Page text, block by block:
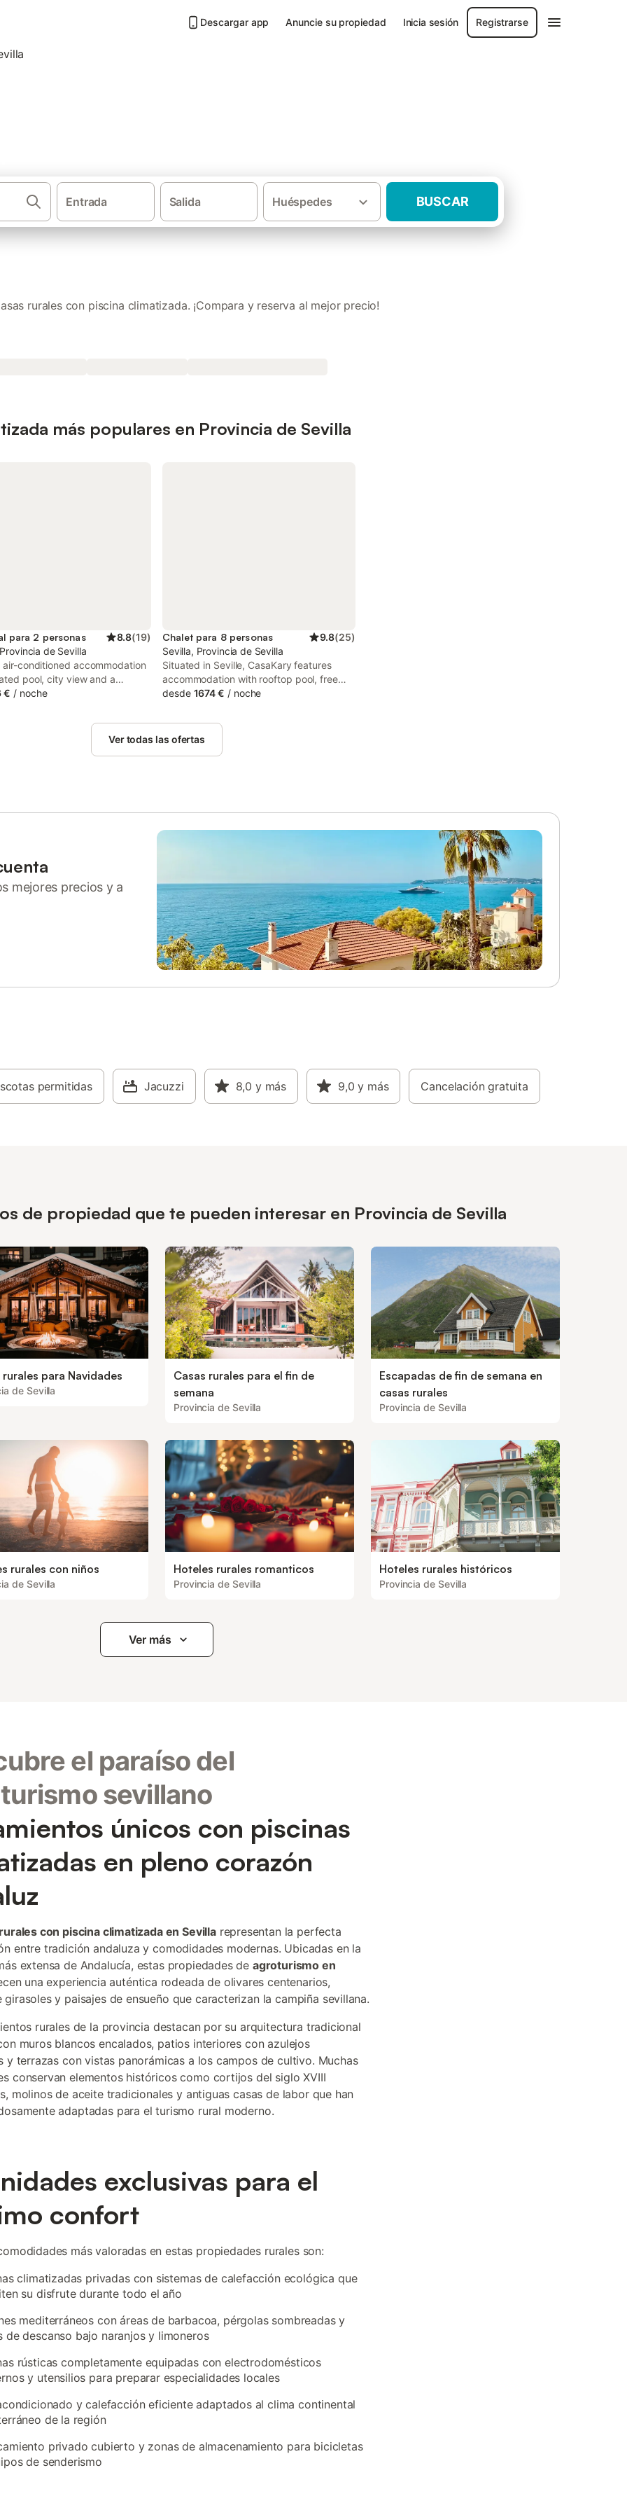
Descargar app Anuncie su propiedad Inicia sesión Registrarse
Entrada Salida Huéspedes BUSCAR
rurales con piscina climatizada. ¡Compara y reserva al mejor precio!
más populares en Provincia de Sevilla
para 2 personas 8.8(19)
de Sevilla
air-conditioned accommodation
pool, city view and a
SEÑORIAL CON PISCINA.
With quiet street views, this
offers a balcony.
€ / noche
Chalet para 8 personas 9.8(25)
Sevilla, Provincia de Sevilla
Situated in Seville, CasaKary features
accommodation with rooftop pool, free
WiFi and free private parking for guests
accommodation offers a balcony.
desde 1674 € / noche
Ver todas las ofertas
mejores precios y a
permitidas Jacuzzi 8,0 y más 9,0 y más Cancelación gratuita
de propiedad que te pueden interesar en Provincia de Sevilla
rurales para Navidades
de Sevilla
Casas rurales para el fin de
semana
Provincia de Sevilla
Escapadas de fin de semana en
casas rurales
Provincia de Sevilla
rurales con niños
de Sevilla
Hoteles rurales romanticos
Provincia de Sevilla
Hoteles rurales históricos
Provincia de Sevilla
Ver más
el paraíso del
sevillano
únicos con piscinas
en pleno corazón
con piscina climatizada en Sevillarepresentan la perfecta
entre tradición andaluza y comodidades modernas. Ubicadas en la
extensa de Andalucía, estas propiedades de agroturismo en
una experiencia auténtica rodeada de olivares centenarios,
girasoles y paisajes de ensueño que caracterizan la campiña sevillana.
rurales de la provincia destacan por su arquitectura tradicional
muros blancos encalados, patios interiores con azulejos
y terrazas con vistas panorámicas a los campos de cultivo. Muchas
conservan elementos históricos como cortijos del siglo XVIII
molinos de aceite tradicionales y antiguas casas de labor que han
adaptadas para el turismo rural moderno.
exclusivas para el
confort
más valoradas en estas propiedades rurales son:
climatizadas privadas con sistemas de calefacción ecológica que
su disfrute durante todo el año
mediterráneos con áreas de barbacoa, pérgolas sombreadas y
de descanso bajo naranjos y limoneros
rústicas completamente equipadas con electrodomésticos
y utensilios para preparar especialidades locales
y calefacción eficiente adaptados al clima continental
de la región
privado cubierto y zonas de almacenamiento para bicicletas
de senderismo